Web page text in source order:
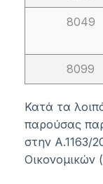
8049
8099
Κατά τα
παρούσας
στην Α.1163/
Οικονομικών